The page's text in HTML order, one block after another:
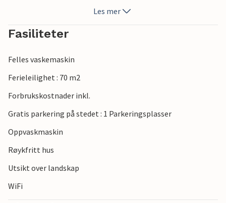
Utforsk omgivelsene, som byr på fantastiske
turmuligheter i et vakkert landskap med klare innsjøer,
del Monte Capriolo, en naturattraksjon som du vil huske i
lang tid fremover.
Lad opp batteriene i denne vakkert beliggende
ferieleiligheten.
Les mer
Fasiliteter
Felles vaskemaskin
Ferieleilighet : 70 m2
Forbrukskostnader inkl.
Gratis parkering på stedet : 1 Parkeringsplasser
Oppvaskmaskin
Røykfritt hus
Utsikt over landskap
WiFi